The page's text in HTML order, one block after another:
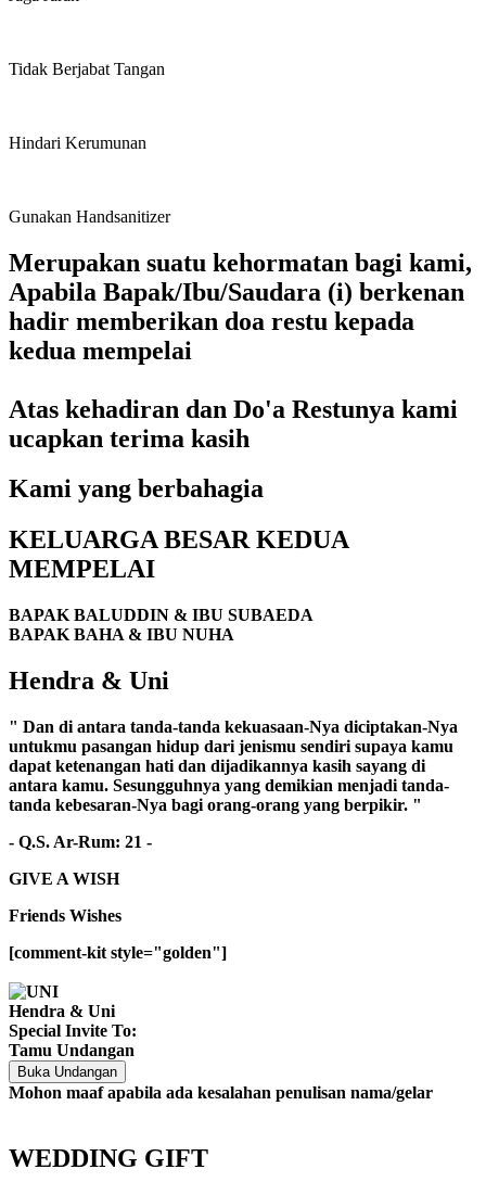
Tidak Berjabat Tangan
Hindari Kerumunan
Gunakan Handsanitizer
Merupakan suatu kehormatan bagi kami,
Apabila Bapak/Ibu/Saudara (i) berkenan
hadir memberikan doa restu kepada
kedua mempelai
Atas kehadiran dan Do'a Restunya kami
ucapkan terima kasih
Kami yang berbahagia
KELUARGA BESAR KEDUA
MEMPELAI
BAPAK BALUDDIN & IBU SUBAEDA
BAPAK BAHA & IBU NUHA
Hendra & Uni
" Dan di antara tanda-tanda kekuasaan-Nya diciptakan-Nya
untukmu pasangan hidup dari jenismu sendiri supaya kamu
dapat ketenangan hati dan dijadikannya kasih sayang di
antara kamu. Sesungguhnya yang demikian menjadi tanda-
tanda kebesaran-Nya bagi orang-orang yang berpikir. "
- Q.S. Ar-Rum: 21 -
GIVE A WISH
Friends Wishes
[comment-kit style="golden"]
Hendra & Uni
Special Invite To:
Tamu Undangan
Buka Undangan
Mohon maaf apabila ada kesalahan penulisan nama/gelar
WEDDING GIFT